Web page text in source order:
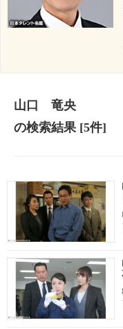
山口 竜央
の検索結果[5件]